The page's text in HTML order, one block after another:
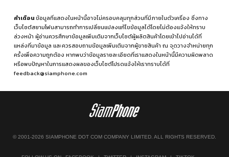
คำเตือนข้อมูลที่แสดงในหน้านี้อาจไม่ครอบคลุมทุกส่วนที่มีภายในตัวเครื่อง ซึ่งทาง
เว็บไซต์สยามโฟนสามารถทำการเปลี่ยนแปลงแก้ไขข้อมูลได้โดยไม่ต้องแจ้งให้ทราบ
ล่วงหน้า ผู้อ่านควรศึกษาข้อมูลเพิ่มเติมจากเว็บไซต์ผู้ผลิตสินค้าโดยเข้าไปอ่านได้ที่
แหล่งที่มาข้อมูล และควรสอบถามข้อมูลเพิ่มเติมจากผู้ขายสินค้า ณ จุดวางจำหน่ายทุก
ครั้งเพื่อความถูกต้อง หากพบว่าข้อมูลรายละเอียดที่เราแสดงในหน้านี้มีความผิดพลาด
หรือพบปัญหาในการแสดงผลของเว็บไซต์โปรดแจ้งให้เราทราบได้ที่
feedback@siamphone.com
© 2001-2026 SIAMPHONE DOT COM COMPANY LIMITED. ALL RIGHTS RESERVED.